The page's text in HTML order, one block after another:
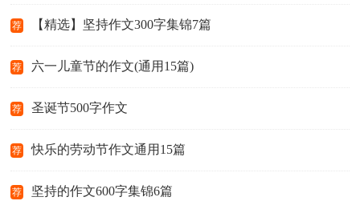
荐 【精选】坚持作文300字集锦7篇
荐 六一儿童节的作文(通用15篇)
荐 圣诞节500字作文
荐 快乐的劳动节作文通用15篇
荐 坚持的作文600字集锦6篇